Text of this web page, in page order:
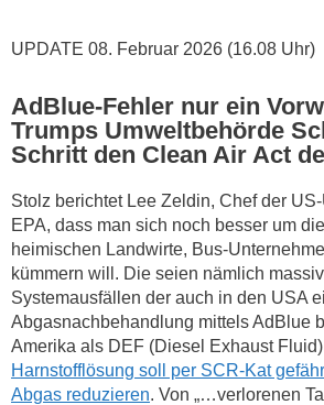
UPDATE 08. Februar 2026 (16.08 Uhr)
AdBlue-Fehler nur ein
Trumps Umweltbehörde
Schritt den Clean Air Act
Stolz berichtet Lee Zeldin, Chef der
EPA, dass man sich noch besser um
heimischen Landwirte, Bus-
kümmern will. Die seien nämlich
Systemausfällen der auch in den USA
Abgasnachbehandlung mittels AdBlue
Amerika als DEF (Diesel Exhaust
Harnstofflösung soll per SCR-Kat
Abgas reduzieren. Von „…verlorenen